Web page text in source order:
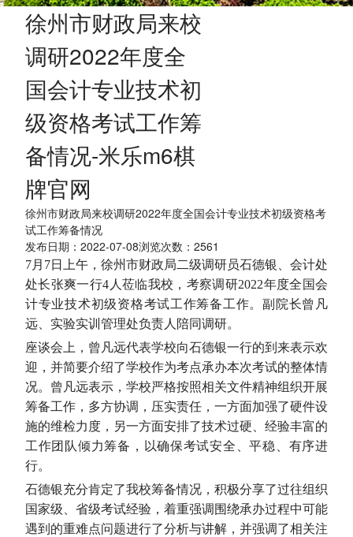
徐州市财政局来校
调研2022年度全
国会计专业技术初
级资格考试工作筹
备情况-米乐m6棋
牌官网
徐州市财政局来校调研2022年度全国会计专业技术初级资格考
试工作筹备情况
发布日期：2022-07-08浏览次数： 2561
7月7日上午，徐州市财政局二级调研员石德银、会计处
处长张爽一行4人莅临我校，考察调研2022年度全国会
计专业技术初级资格考试工作筹备工作。副院长曾凡
远、实验实训管理处负责人陪同调研。
座谈会上，曾凡远代表学校向石德银一行的到来表示欢
迎，并简要介绍了学校作为考点承办本次考试的整体情
况。曾凡远表示，学校严格按照相关文件精神组织开展
筹备工作，多方协调，压实责任，一方面加强了硬件设
施的维检力度，另一方面安排了技术过硬、经验丰富的
工作团队倾力筹备，以确保考试安全、平稳、有序进
行。
石德银充分肯定了我校筹备情况，积极分享了过往组织
国家级、省级考试经验，着重强调围绕承办过程中可能
遇到的重难点问题进行了分析与讲解，并强调了相关注